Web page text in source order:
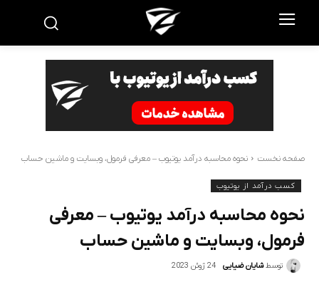
صفحه نخست نحوه محاسبه درآمد یوتیوب – معرفی فرمول، وبسایت و ماشین حساب
کسب درآمد از یوتیوب
نحوه محاسبه درآمد یوتیوب – معرفی
فرمول، وبسایت و ماشین حساب
توسط شایان ضیایی 24 ژوئن 2023